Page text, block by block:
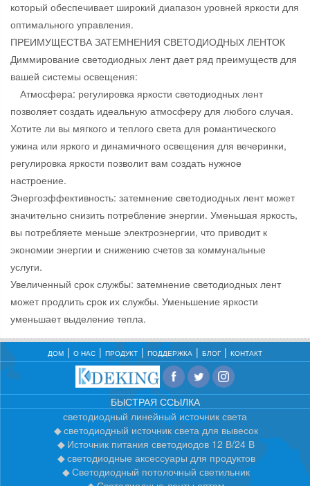
который обеспечивает широкий диапазон уровней яркости для
оптимального управления.
ПРЕИМУЩЕСТВА ЗАТЕМНЕНИЯ СВЕТОДИОДНЫХ ЛЕНТОК
Диммирование светодиодных лент дает ряд преимуществ для
вашей системы освещения:
Атмосфера: регулировка яркости светодиодных лент
позволяет создать идеальную атмосферу для любого случая.
Хотите ли вы мягкого и теплого света для романтического
ужина или яркого и динамичного освещения для вечеринки,
регулировка яркости позволит вам создать нужное
настроение.
Энергоэффективность: затемнение светодиодных лент может
значительно снизить потребление энергии. Уменьшая яркость,
вы потребляете меньше электроэнергии, что приводит к
экономии энергии и снижению счетов за коммунальные
услуги.
Увеличенный срок службы: затемнение светодиодных лент
может продлить срок их службы. Уменьшение яркости
уменьшает выделение тепла.
ДОМ О НАС ПРОДУКТ ПОДДЕРЖКА БЛОГ КОНТАКТ
БЫСТРАЯ ССЫЛКА
светодиодный линейный источник света
светодиодный источник света для вывесок
Источник питания светодиодов 12 В/24 В
светодиодные аксессуары для продуктов
Светодиодный потолочный светильник